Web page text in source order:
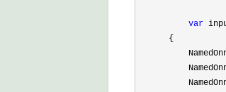
var
      {